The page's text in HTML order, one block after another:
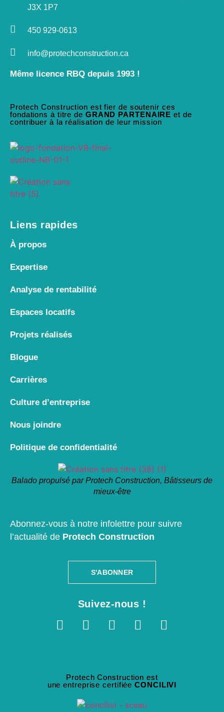
J3X 1P7
450 929-0613
info@protechconstruction.ca
Même licence RBQ depuis 1993 !
Protech Construction est fier de soutenir ces
fondations à titre de GRAND PARTENAIRE et de
contribuer à la réalisation de leur mission
Liens rapides
À propos
Expertise
Analyse de rentabilité
Espaces locatifs
Projets réalisés
Blogue
Carrières
Culture d’entreprise
Nous joindre
Politique de confidentialité
Balado propulsé par Protech Construction, Bâtisseurs de
mieux-être
Abonnez-vous à notre infolettre pour suivre
l’actualité de Protech Construction
S'ABONNER
Suivez-nous !
Protech Construction est
une entreprise certifiéeCONCILIVI